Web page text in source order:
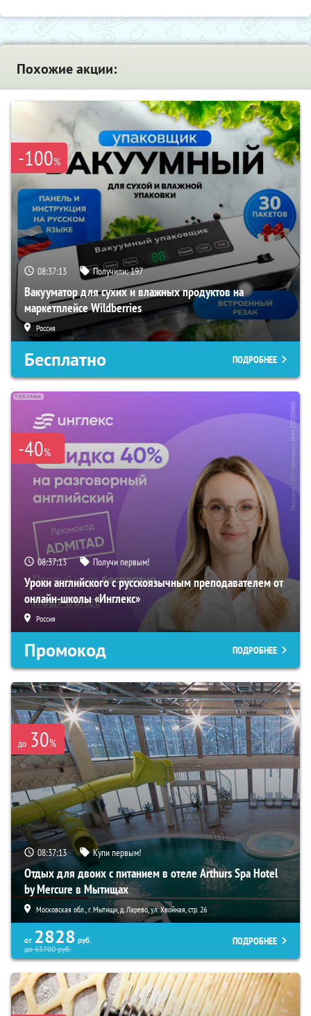
Похожие акции:
-100%
08:37:11 Получили:197
Вакууматор для сухих и влажных продуктов на
маркетплейсе Wildberries
Россия
Бесплатно ПОДРОБНЕЕ
-40%
08:37:11 Получи первым!
Уроки английского с русскоязычным преподавателем от
онлайн-школы «Инглекс»
Россия
Промокод ПОДРОБНЕЕ
до 30%
08:37:11 Купи первым!
Отдых для двоих с питанием в отеле Arthurs Spa Hotel
by Mercure в Мытищах
Московская обл., г. Мытищи, д. Ларево, ул. Хвойная, стр. 26
от 2828 руб.
до65700руб.
ПОДРОБНЕЕ